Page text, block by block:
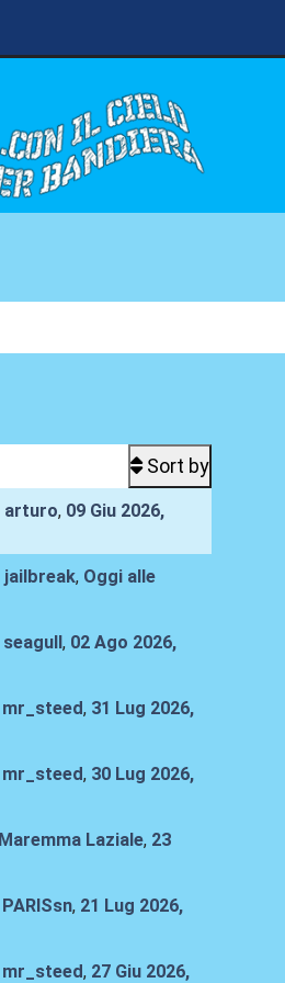
Sort by
arturo, 09 Giu 2026,
jailbreak, Oggi alle
seagull, 02 Ago 2026,
mr_steed, 31 Lug 2026,
mr_steed, 30 Lug 2026,
Maremma Laziale, 23
PARISsn, 21 Lug 2026,
mr_steed, 27 Giu 2026,